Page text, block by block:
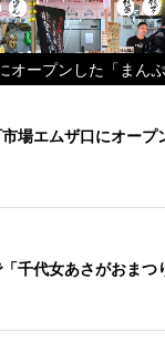
オープンした「まんぷ
場エムザ口にオープ
千代女あさがおまつ